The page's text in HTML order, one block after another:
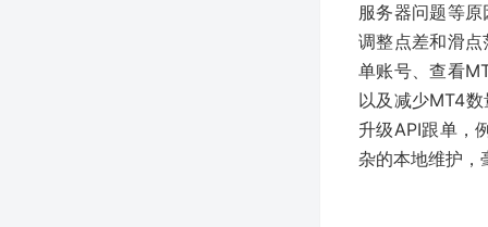
服务器问题等
调整点差和滑
单账号、查看
以及减少MT4
升级API跟单，
杂的本地维护，